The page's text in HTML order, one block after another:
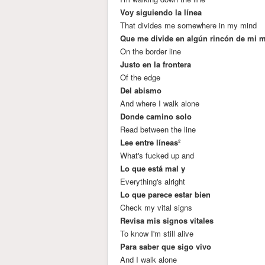
Voy siguiendo la línea
That divides me somewhere in my mind
Que me divide en algún rincón de mi
On the border line
Justo en la frontera
Of the edge
Del abismo
And where I walk alone
Donde camino solo
Read between the line
Lee entre líneas²
What's fucked up and
Lo que está mal y
Everything's alright
Lo que parece estar bien
Check my vital signs
Revisa mis signos vitales
To know I'm still alive
Para saber que sigo vivo
And I walk alone